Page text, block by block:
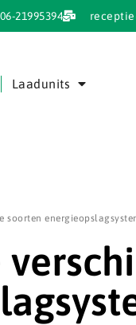
06-21995394
Laadunits
soorten